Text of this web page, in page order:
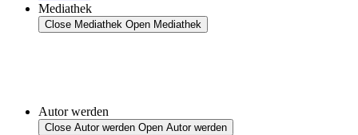
Mediathek
Close Mediathek Open Mediathek
Autor werden
Close Autor werden Open Autor werden